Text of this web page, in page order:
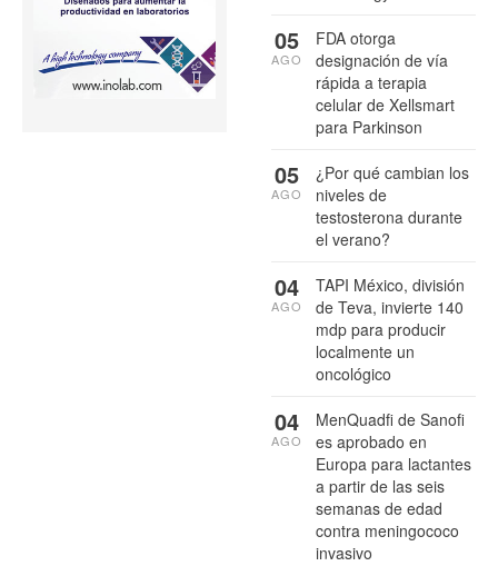
FDA otorga
designación de vía
rápida a terapia
celular de Xellsmart
para Parkinson
05
AGO
¿Por qué cambian los
niveles de
testosterona durante
el verano?
05
AGO
TAPI México, división
de Teva, invierte 140
mdp para producir
localmente un
oncológico
04
AGO
MenQuadfi de Sanofi
es aprobado en
Europa para lactantes
a partir de las seis
semanas de edad
contra meningococo
invasivo
04
AGO